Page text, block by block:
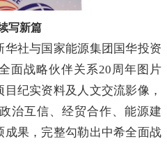
写新篇
社与国家能源集团国华投资
面战略伙伴关系20周年图片
纪实资料及人文交流影像，
治互信、经贸合作、能源建
果，完整勾勒出中希全面战